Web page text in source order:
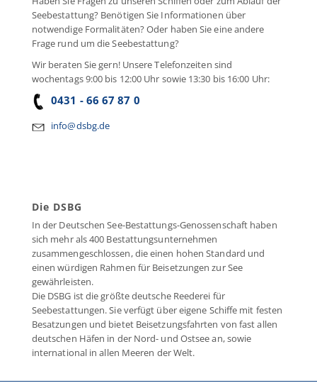
Seebestattung? Benötigen Sie Informationen über
notwendige Formalitäten? Oder haben Sie eine andere
Frage rund um die Seebestattung?
Wir beraten Sie gern! Unsere Telefonzeiten sind
wochentags 9:00 bis 12:00 Uhr sowie 13:30 bis 16:00 Uhr:
0431 - 66 67 87 0
info@dsbg.de
Die DSBG
In der Deutschen See-Bestattungs-Genossenschaft haben
sich mehr als 400 Bestattungsunternehmen
zusammengeschlossen, die einen hohen Standard und
einen würdigen Rahmen für Beisetzungen zur See
gewährleisten.
Die DSBG ist die größte deutsche Reederei für
Seebestattungen. Sie verfügt über eigene Schiffe mit festen
Besatzungen und bietet Beisetzungsfahrten von fast allen
deutschen Häfen in der Nord- und Ostsee an, sowie
international in allen Meeren der Welt.